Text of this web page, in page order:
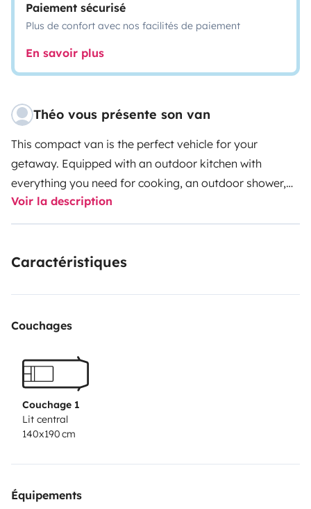
Paiement sécurisé
Plus de confort avec nos facilités de paiement
En savoir plus
Théo vous présente son van
This compact van is the perfect vehicle for your
getaway. Equipped with an outdoor kitchen with
everything you need for cooking, an outdoor shower,
camping table and chairs, you'll have everything you
need to enjoy your vacation. The comfortable
sufficient in electricity thanks to the solar panel that
the fridge. We offer a linen service at €15 for the stay,
option is also available for gas refills. A security
deposit of 1700€ will be requested on arrival by bank
transfer. Please do not hesitate to contact me if you
have any questions.
Voir la description
Caractéristiques
Couchages
Couchage 1
Lit central
140x190 cm
Équipements